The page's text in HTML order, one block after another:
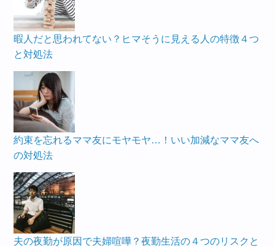
暇人だと思われてない？ヒマそうに見える人の特徴４つ
と対処法
約束を忘れるママ友にモヤモヤ…！いい加減なママ友へ
の対処法
夫の夜勤が原因で夫婦喧嘩？夜勤生活の４つのリスクと